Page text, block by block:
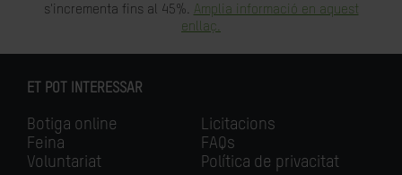
s'incrementa fins al 45%. Amplia informació en aquest
enllaç.
ET POT INTERESSAR
Botiga online
Feina
Voluntariat
Licitacions
FAQs
Política de privacitat